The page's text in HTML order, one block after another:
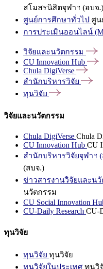
สโมสรนิสิตจุฬาฯ (อบจ.)
ศูนย์การศึกษาทั่วไป ศูน
การประเมินออนไลน์
วิจัยและนวัตกรรม
CU Innovation Hub
Chula DigiVerse
สำนักบริหารวิจัย
ทุนวิจัย
วิจัยและนวัตกรรม
Chula DigiVerse Chula
CU Innovation Hub CU
สำนักบริหารวิจัยจุฬาฯ
(สบจ.)
ข่าวสารงานวิจัยและน
นวัตกรรม
CU Social Innovation
CU-Daily Research CU-
ทุนวิจัย
ทุนวิจัย ทุนวิจัย
ทุนวิจัยในประเทศ ทุนวิ